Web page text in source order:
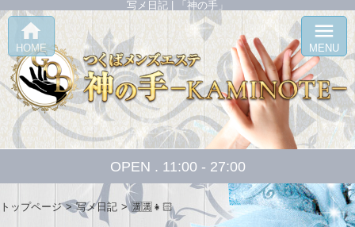
写メ日記 | 「神の手」
OPEN . 11:00 - 27:00
home
HOME
menu
MENU
トップページ 写メ日記 🈵🈵👧🏻‎